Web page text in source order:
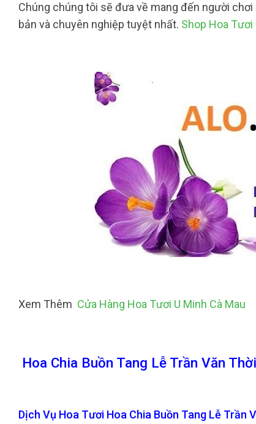
Chúng chúng tôi sẽ đưa về mang đến người
bản và chuyên nghiệp tuyệt nhất. Shop Hoa Tươi
Xem Thêm Cửa Hàng Hoa Tươi U Minh Cà Mau
Hoa Chia Buồn Tang Lễ Trần Văn
Dịch Vụ Hoa Tươi Hoa Chia Buồn Tang Lễ Trần